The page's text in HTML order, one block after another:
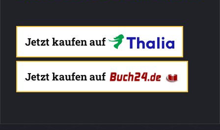
Jetzt kaufen auf
Jetzt kaufen auf